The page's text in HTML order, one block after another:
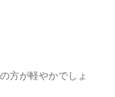
方が軽やかでしょ